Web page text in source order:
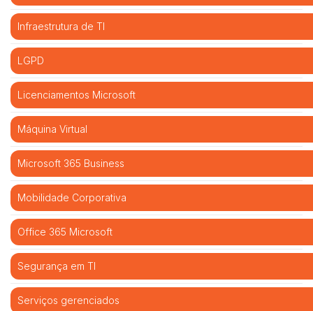
Infraestrutura de TI
LGPD
Licenciamentos Microsoft
Máquina Virtual
Microsoft 365 Business
Mobilidade Corporativa
Office 365 Microsoft
Segurança em TI
Serviços gerenciados